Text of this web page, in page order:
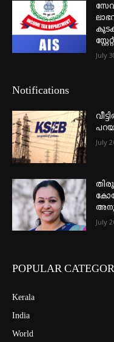
July
Notifications
July
July
POPULAR
Kerala
India
World